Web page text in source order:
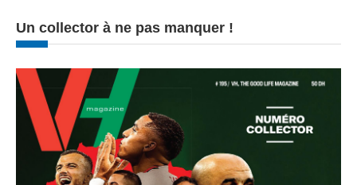
Un collector à ne pas manquer !